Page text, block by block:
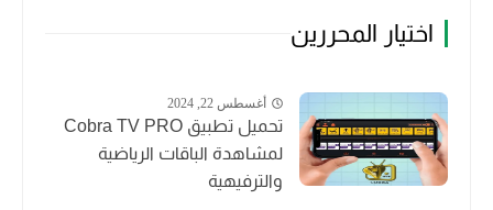
اختيار المحررين
أغسطس 22, 2024
تحميل تطبيق Cobra TV PRO
لمشاهدة الباقات الرياضية
والترفيهية